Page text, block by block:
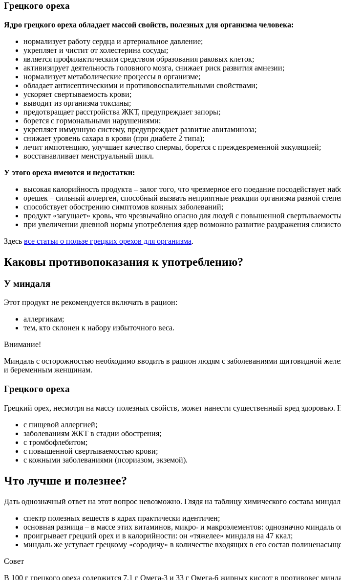
Грецкого ореха
Ядро грецкого ореха обладает массой свойств, полезных для организма человека:
нормализует работу сердца и артериальное давление;
укрепляет и чистит от холестерина сосуды;
является профилактическим средством образования раковых клеток;
активизирует деятельность головного мозга, снижает риск развития амнезии;
нормализует метаболические процессы в организме;
обладает антисептическими и противовоспалительными свойствами;
ускоряет свертываемость крови;
выводит из организма токсины;
предотвращает расстройства ЖКТ, предупреждает запоры;
борется с гормональными нарушениями;
укрепляет иммунную систему, предупреждает развитие авитаминоза;
снижает уровень сахара в крови (при диабете 2 типа);
лечит импотенцию, улучшает качество спермы, борется с преждевременной эякуляцией;
восстанавливает менструальный цикл.
У этого ореха имеются и недостатки:
высокая калорийность продукта – залог того, что чрезмерное его поедание посодействует
орешек – сильный аллерген, способный вызвать неприятные реакции организма разной
способствует обострению симптомов кожных заболеваний;
продукт «загущает» кровь, что чрезвычайно опасно для людей с повышенной
при увеличении дневной нормы употребления ядер возможно развитие раздражения
Здесь все статьи о пользе грецких орехов для организма.
Каковы противопоказания к употреблению?
У миндаля
Этот продукт не рекомендуется включать в рацион:
аллергикам;
тем, кто склонен к набору избыточного веса.
Внимание!
Миндаль с осторожностью необходимо вводить в рацион людям с заболеваниями щитовидной
и беременным женщинам.
Грецкого ореха
Грецкий орех, несмотря на массу полезных свойств, может нанести существенный вред здоровью.
с пищевой аллергией;
заболеваниям ЖКТ в стадии обострения;
с тромбофлебитом;
с повышенной свертываемостью крови;
с кожными заболеваниями (псориазом, экземой).
Что лучше и полезнее?
Дать однозначный ответ на этот вопрос невозможно. Глядя на таблицу химического состава
спектр полезных веществ в ядрах практически идентичен;
основная разница – в массе этих витаминов, микро- и макроэлементов: однозначно
проигрывает грецкий орех и в калорийности: он «тяжелее» миндаля на 47 ккал;
миндаль же уступает грецкому «сородичу» в количестве входящих в его состав
Совет
В 100 г грецкого ореха содержится 7,1 г Омега-3 и 33 г Омега-6 жирных кислот в противовес